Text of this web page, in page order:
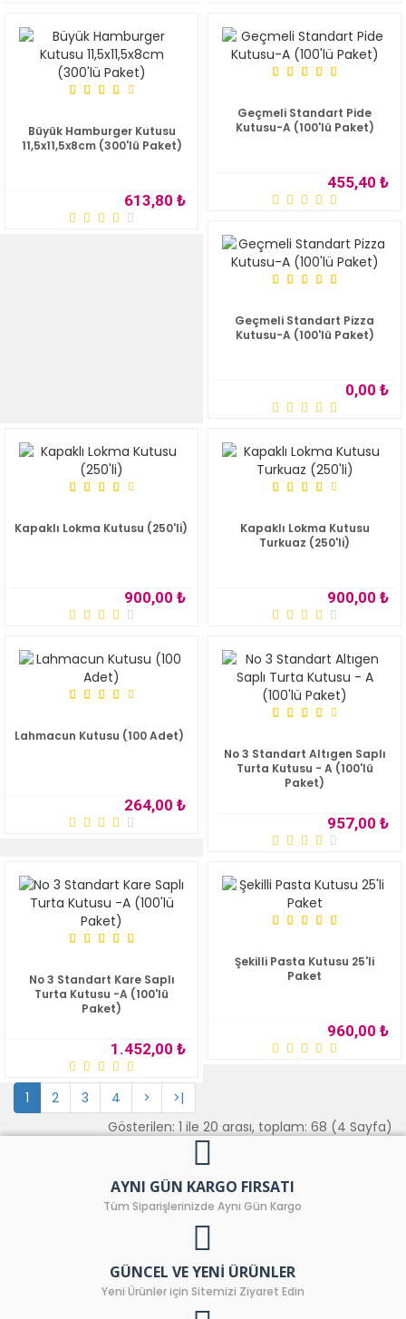
Büyük Hamburger Kutusu
11,5x11,5x8cm (300'lü Paket)
613,80 ₺
Geçmeli Standart Pide
Kutusu-A (100'lü Paket)
455,40 ₺
Geçmeli Standart Pizza
Kutusu-A (100'lü Paket)
0,00 ₺
Kapaklı Lokma Kutusu (250'li)
900,00 ₺
Kapaklı Lokma Kutusu
Turkuaz (250'li)
900,00 ₺
Lahmacun Kutusu (100 Adet)
264,00 ₺
No 3 Standart Altıgen Saplı
Turta Kutusu - A (100'lü
Paket)
957,00 ₺
No 3 Standart Kare Saplı
Turta Kutusu -A (100'lü
Paket)
1.452,00 ₺
Şekilli Pasta Kutusu 25'li
Paket
960,00 ₺
1 2 3 4 >
>|
Gösterilen: 1 ile 20 arası, toplam: 68 (4 Sayfa)
AYNI GÜN KARGO FIRSATI
Tüm Siparişlerinizde Aynı Gün Kargo
GÜNCEL VE YENI ÜRÜNLER
Yeni Ürünler için Sitemizi Ziyaret Edin